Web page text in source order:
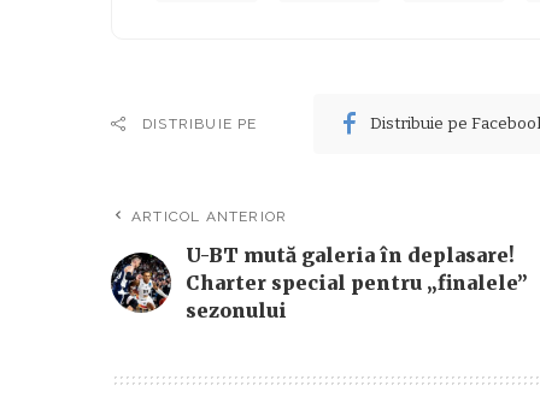
DISTRIBUIE PE Distribuie pe
ARTICOL ANTERIOR
U-BT mută galeria în deplasare!
Charter special pentru „finalele”
sezonului